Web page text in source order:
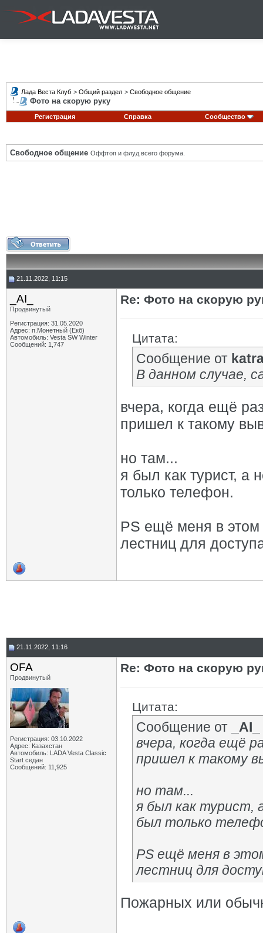
Лада Веста Клуб > Общий раздел > Свободное общение
Фото на скорую руку
Регистрация Справка Сообщество
Свободное общение Оффтоп и флуд всего форума.
21.11.2022, 11:15
_AI_
Продвинутый
Регистрация: 31.05.2020
Адрес: п.Монетный (Екб)
Автомобиль: Vesta SW Winter
Сообщений: 1,747
Re: Фото на скорую
Цитата:
Сообщение от
В данном случае,
вчера, когда ещё
пришел к такому
но там...
я был как турист, а
только телефон.
PS ещё меня в
лестниц для
21.11.2022, 11:16
OFA
Продвинутый
Регистрация: 03.10.2022
Адрес: Казахстан
Автомобиль: LADA Vesta Classic
Start седан
Сообщений: 11,925
Re: Фото на скорую
Цитата:
Сообщение от
_AI_
вчера, когда ещё
пришел к такому
но там...
я был как турист,
был только
PS ещё меня в
лестниц для
Пожарных или